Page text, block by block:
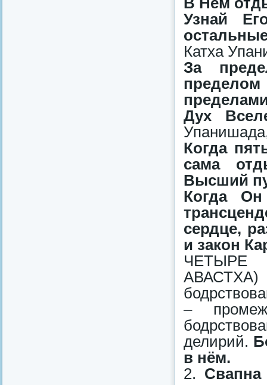
Узнай
Катха
За
Дух
Когда
сама
Высший
Когда
сердце,
и закон
ЧЕТЫРЕ
–
делирий.
в нём.
2. Свапна